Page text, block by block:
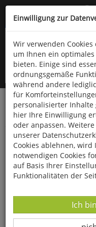
Kompletten Head der
oder
Startseite Bücher
Der Falke
Einwilligung zur
Wir verwenden
um Ihnen ein
bieten. Einige sind
ordnungsgemäße
während andere
für
personalisierter Inhalte
hier Ihre Einwilligung
oder anpassen.
unserer
Cookies ablehnen,
notwendigen Cookies
auf Basis Ihrer
Funktionalitäten der
Ich